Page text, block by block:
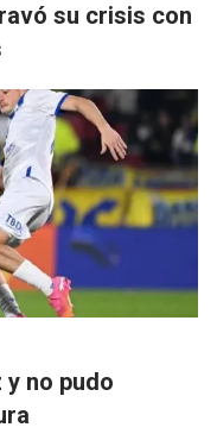
su crisis con
y no pudo